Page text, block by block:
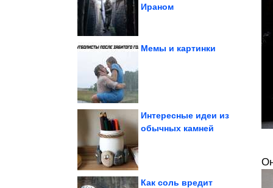
которые не пошли в
серию
Ираном
Мемы и картинки
Интересные идеи из
обычных камней
Как соль вредит